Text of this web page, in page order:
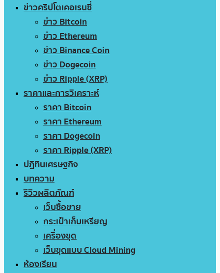
ข่าวคริปโตเคอเรนซี่
ข่าว Bitcoin
ข่าว Ethereum
ข่าว Binance Coin
ข่าว Dogecoin
ข่าว Ripple (XRP)
ราคาและการวิเคราะห์
ราคา Bitcoin
ราคา Ethereum
ราคา Dogecoin
ราคา Ripple (XRP)
ปฏิทินเศรษฐกิจ
บทความ
รีวิวผลิตภัณฑ์
เว็บซื้อขาย
กระเป๋าเก็บเหรียญ
เครื่องขุด
เว็บขุดแบบ Cloud Mining
ห้องเรียน